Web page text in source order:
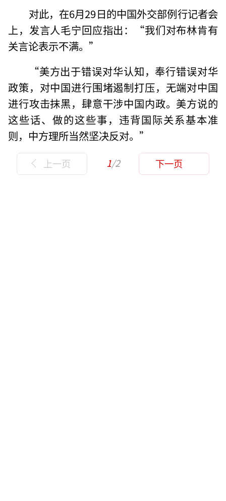
对此，在6月29日的中国外交部例行记者会
上，发言人毛宁回应指出：“我们对布林肯有
关言论表示不满。”
“美方出于错误对华认知，奉行错误对华
政策，对中国进行围堵遏制打压，无端对中国
进行攻击抹黑，肆意干涉中国内政。美方说的
这些话、做的这些事，违背国际关系基本准
则，中方理所当然坚决反对。”
上一页 1/2 下一页